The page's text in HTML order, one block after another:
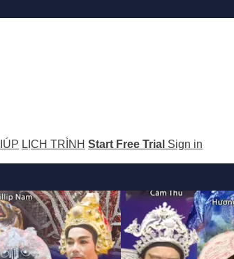
LỊCH TRÌNH Start Free Trial Sign in